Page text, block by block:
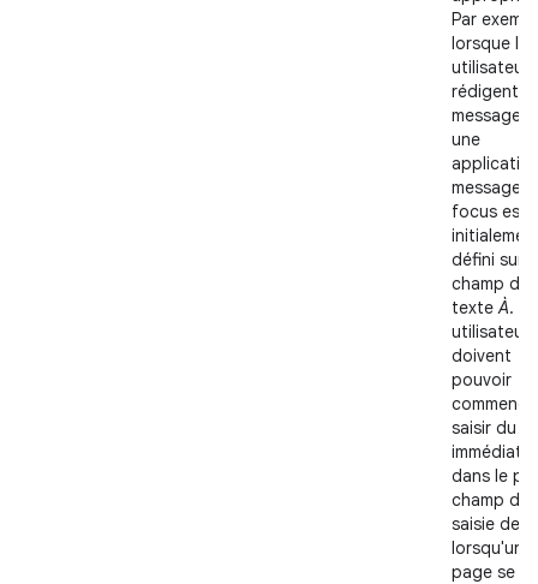
Par
lorsque les
utilisateurs
rédigent
message
une
focus est
défini sur
champ de
texteÀ.
utilisateurs
doivent
pouvoir
saisir du
dans le
champ de
saisie de
lorsqu'une
page se